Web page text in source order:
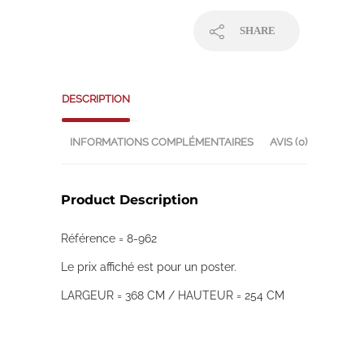
SHARE
DESCRIPTION
INFORMATIONS COMPLÉMENTAIRES AVIS (0)
Product Description
Référence = 8-962
Le prix affiché est pour un poster.
LARGEUR = 368 CM / HAUTEUR = 254 CM